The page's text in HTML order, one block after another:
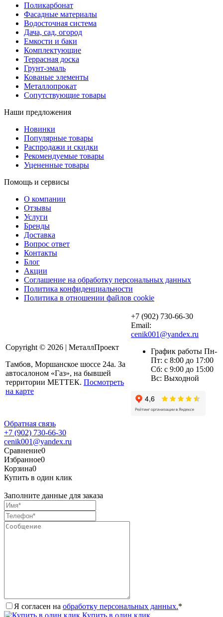
Поликарбонат
Фасадные материалы
Водосточная система
Дача, сад, огород
Емкости и баки
Комплектующие
Террасная доска
Грунт-эмаль
Кованые элементы
Металлопрокат
Сопутствующие товары
Наши предложения
Новинки
Популярные товары
Распродажи и скидки
Рекомендуемые товары
Уцененные товары
Помощь и сервисы
О компании
Отзывы
Услуги
Бренды
Доставка
Вопрос ответ
Контакты
Блог
Акции
Соглашение на обработку персональных данных
Политика конфиденциальности
Политика в отношении файлов cookie
Copyright © 2026 | МеталлПроект
Тамбов, Моршанское шоссе 24а. За
автосалоном «Газ», на бывшей
территории МЕТТЕК. Посмотреть
на карте
+7 (902) 730-66-30
Email:
cenik001@yandex.ru
График работы Пн-
Пт: с 8:00 до 17:00
Сб: с 9:00 до 15:00
Вс: Выходной
Обратная связь
+7 (902) 730-66-30
cenik001@yandex.ru
Сравнение0
Избранное0
Корзина0
Купить в один клик
Заполните данные для заказа
Я согласен на обработку персональных данных.*
Купить в один клик